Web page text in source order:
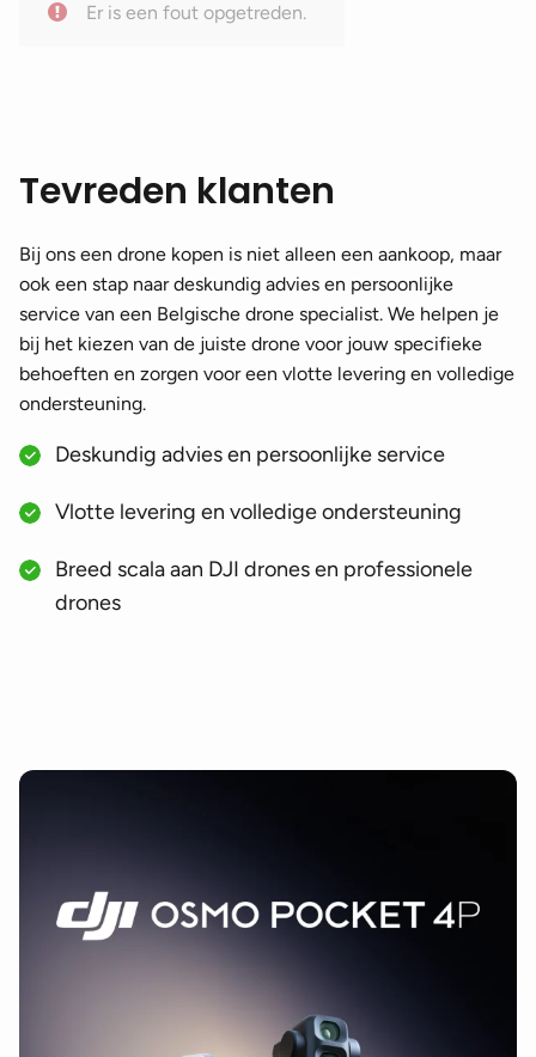
Er is een fout opgetreden.
Tevreden klanten
Bij ons een drone kopen is niet alleen een aankoop, maar
ook een stap naar deskundig advies en persoonlijke
service van een Belgische drone specialist. We helpen je
bij het kiezen van de juiste drone voor jouw specifieke
behoeften en zorgen voor een vlotte levering en volledige
ondersteuning.
Deskundig advies en persoonlijke service
Vlotte levering en volledige ondersteuning
Breed scala aan DJI drones en professionele
drones